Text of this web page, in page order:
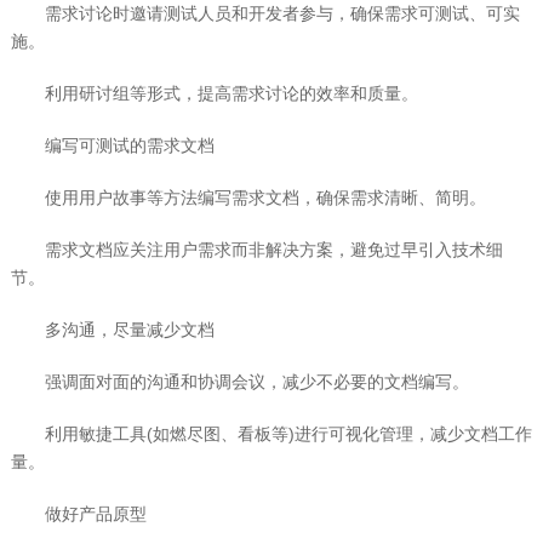
需求讨论时邀请测试人员和开发者参与，确保需求可测试、可实
施。
利用研讨组等形式，提高需求讨论的效率和质量。
编写可测试的需求文档
使用用户故事等方法编写需求文档，确保需求清晰、简明。
需求文档应关注用户需求而非解决方案，避免过早引入技术细
节。
多沟通，尽量减少文档
强调面对面的沟通和协调会议，减少不必要的文档编写。
利用敏捷工具(如燃尽图、看板等)进行可视化管理，减少文档工作
量。
做好产品原型